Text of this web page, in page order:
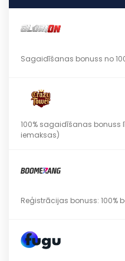
Sagaidīšanas bonuss no
100% sagaidīšanas bonuss
iemaksas)
Reģistrācijas bonuss: 100%